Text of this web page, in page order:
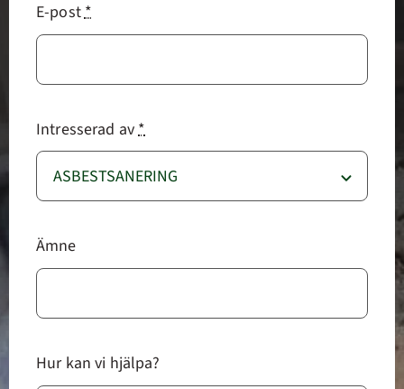
E-post*
Intresserad av*
Ämne
Hur kan vi hjälpa?